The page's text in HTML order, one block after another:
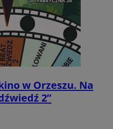
w Orzeszu. Na
2”